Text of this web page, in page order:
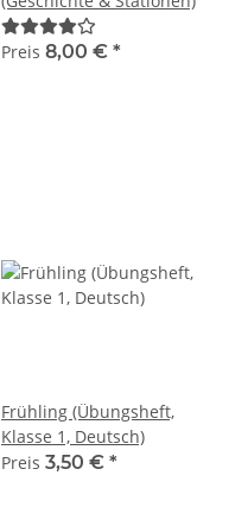
Preis 8,00 € *
Frühling (Übungsheft,
Klasse 1, Deutsch)
Preis 3,50 € *